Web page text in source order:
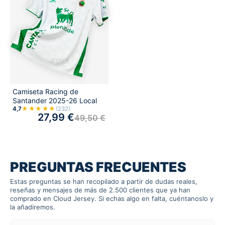
Camiseta Racing de
Santander 2025-26 Local
4,7★★★★★ (232)
49,50€
27,99 €
PREGUNTAS FRECUENTES
Estas preguntas se han recopilado a partir de dudas reales,
reseñas y mensajes de más de 2.500 clientes que ya han
comprado en Cloud Jersey. Si echas algo en falta, cuéntanoslo y
la añadiremos.